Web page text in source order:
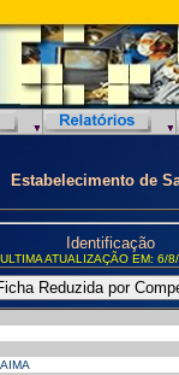
Estabelecimento de
Identificação
ULTIMA ATUALIZAÇÃO EM: